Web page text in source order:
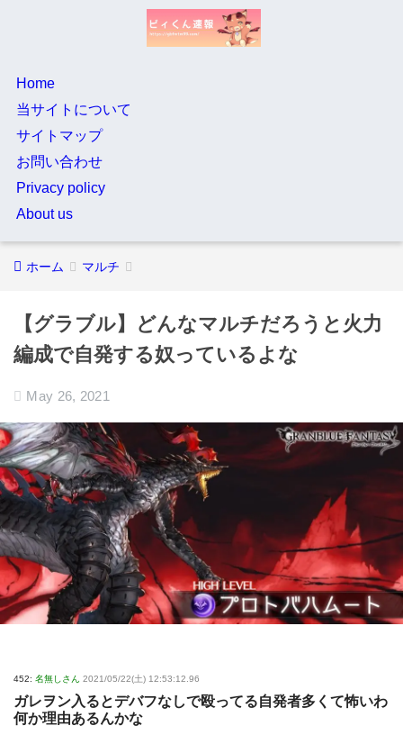
Home
当サイトについて
サイトマップ
お問い合わせ
Privacy policy
About us
ホーム マルチ
【グラブル】どんなマルチだろうと火力
編成で自発する奴っているよな
May 26, 2021
452: 名無しさん 2021/05/22(土) 12:53:12.96
ガレヲン入るとデバフなしで殴ってる自発者多くて怖いわ
何か理由あるんかな